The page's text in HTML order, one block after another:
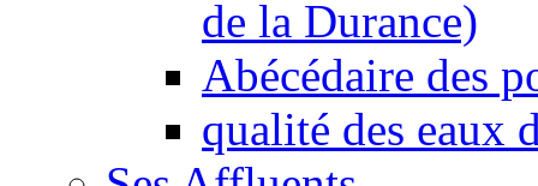
de la Durance)
Abécédaire des
qualité des eaux